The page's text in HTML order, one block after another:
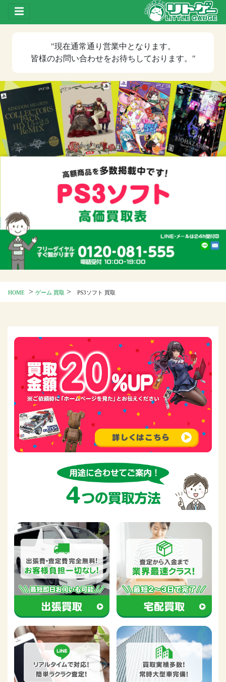
Toggle drawer
"現在通常通り営業中 となります。
皆様のお問い合わせをお待ちしております。"
HOME > ゲーム 買取 > PS3ソフト 買取